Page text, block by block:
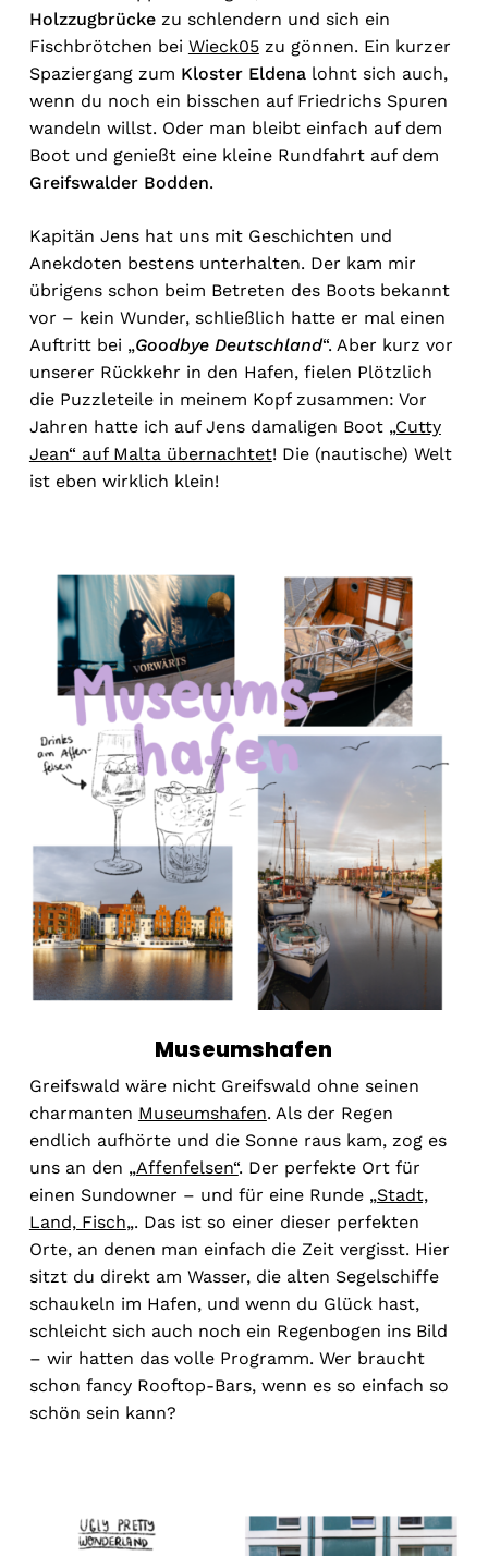
Holzzugbrückezu schlendern und sich ein
Fischbrötchen bei Wieck05zu gönnen. Ein kurzer
Spaziergang zum Kloster Eldenalohnt sich auch,
wenn du noch ein bisschen auf Friedrichs Spuren
wandeln willst. Oder man bleibt einfach auf dem
Boot und genießt eine kleine Rundfahrt auf dem
Greifswalder Bodden.
Kapitän Jens hat uns mit Geschichten und
Anekdoten bestens unterhalten. Der kam mir
übrigens schon beim Betreten des Boots bekannt
vor – kein Wunder, schließlich hatte er mal einen
Auftritt bei „Goodbye Deutschland“. Aber kurz vor
unserer Rückkehr in den Hafen, fielen Plötzlich
die Puzzleteile in meinem Kopf zusammen: Vor
Jahren hatte ich auf Jens damaligen Boot „Cutty
Jean“ auf Malta übernachtet! Die (nautische) Welt
ist eben wirklich klein!
Museumshafen
Greifswald wäre nicht Greifswald ohne seinen
charmanten Museumshafen. Als der Regen
endlich aufhörte und die Sonne raus kam, zog es
uns an den „Affenfelsen“. Der perfekte Ort für
einen Sundowner – und für eine Runde „Stadt,
Land, Fisch„. Das ist so einer dieser perfekten
Orte, an denen man einfach die Zeit vergisst. Hier
sitzt du direkt am Wasser, die alten Segelschiffe
schaukeln im Hafen, und wenn du Glück hast,
schleicht sich auch noch ein Regenbogen ins Bild
– wir hatten das volle Programm. Wer braucht
schon fancy Rooftop-Bars, wenn es so einfach so
schön sein kann?